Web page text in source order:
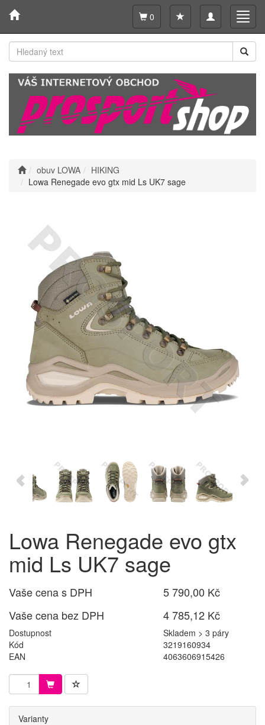
Toggle
navigation
0
obuv LOWA
HIKING
Lowa Renegade evo gtx mid Ls UK7 sage
Lowa Renegade evo gtx
mid Ls UK7 sage
Vaše cena s DPH
5 790,00 Kč
Vaše cena bez DPH
4 785,12 Kč
Dostupnost
Skladem > 3 páry
Kód
3219160934
EAN
4063606915426
Varianty